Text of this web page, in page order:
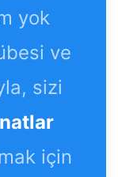
yok
ve
sizi
için